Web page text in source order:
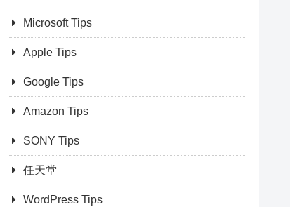
Microsoft Tips
Apple Tips
Google Tips
Amazon Tips
SONY Tips
任天堂
WordPress Tips